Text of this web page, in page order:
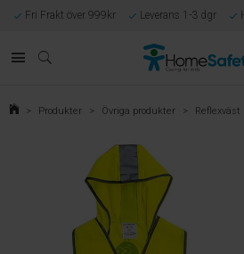
Fri Frakt över 999kr Leverans 1-3 dgr
Egen tillverkning
> Produkter > Övriga produkter > Reflexväst